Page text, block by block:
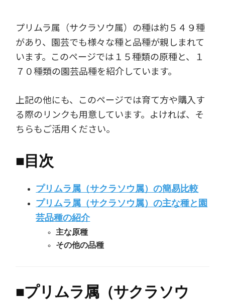
プリムラ属（サクラソウ属）の種は約５４９種
があり、園芸でも様々な種と品種が親しまれて
います。このページでは１５種類の原種と、１
７０種類の園芸品種を紹介しています。
上記の他にも、このページでは育て方や購入す
る際のリンクも用意しています。よければ、そ
ちらもご活用ください。
■ 目次
プリムラ属（サクラソウ属）の簡易比較
プリムラ属（サクラソウ属）の主な種と園
芸品種の紹介
主な原種
その他の品種
■プリムラ属（サクラソウ